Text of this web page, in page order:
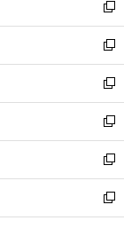
く
で
開
く
ド
ウ
で
開
く
ィ
ン
ド
ウ
で
開
く
い
ウ
ィ
ン
ド
ウ
で
開
く
新
し
い
ウ
ィ
ン
ド
ウ
で
開
く
新
し
い
ウ
ィ
ン
ド
ウ
で
開
新
し
い
ウ
ィ
ン
ド
ウ
新
し
い
ウ
ィ
ン
新
し
い
ウ
新
し